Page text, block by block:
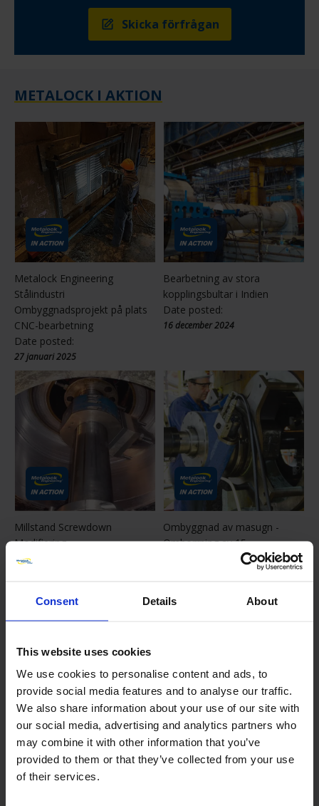
Consent Details About
This website uses cookies
We use cookies to personalise content and ads, to
provide social media features and to analyse our traffic.
We also share information about your use of our site with
our social media, advertising and analytics partners who
may combine it with other information that you’ve
provided to them or that they’ve collected from your use
of their services.
Skicka förfrågan
METALOCK I AKTION
Metalock Engineering
Stålindustri
Ombyggnadsprojekt på plats
CNC-bearbetning
Date posted:
27 januari 2025
Bearbetning av stora
kopplingsbultar i Indien
Date posted:
16 december 2024
Millstand Screwdown
Modifiering
Date posted:
Ombyggnad av masugn -
Omborrning av 15
avsmalnande hål för
kylarhållare för tuyere
1 juni 2024
Flänsytor bearbetas för att